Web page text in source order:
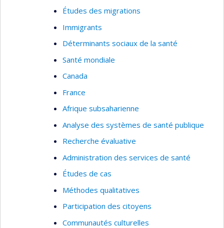
Études des migrations
Immigrants
Déterminants sociaux de la santé
Santé mondiale
Canada
France
Afrique subsaharienne
Analyse des systèmes de santé publique
Recherche évaluative
Administration des services de santé
Études de cas
Méthodes qualitatives
Participation des citoyens
Communautés culturelles